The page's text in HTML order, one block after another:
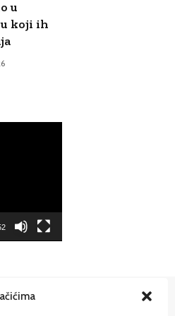
u
koji ih